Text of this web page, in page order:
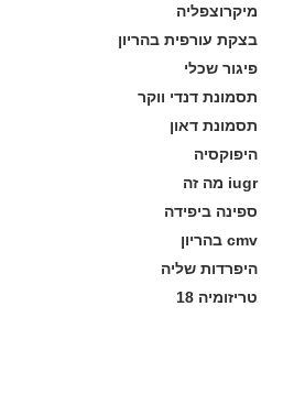
מיקרוצפליה
בצקת עורפית בהריון
פיגור שכלי
תסמונת דנדי ווקר
תסמונת דאון
היפוקסיה
iugr מה זה
ספינה ביפידה
cmv בהריון
היפרדות שליה
טריזומיה 18